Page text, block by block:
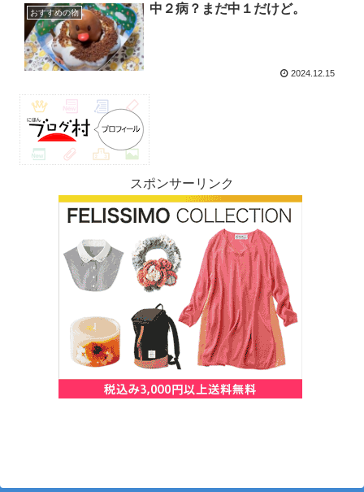
おすすめの物 中２病？まだ中１だけど。
2024.12.15
スポンサーリンク